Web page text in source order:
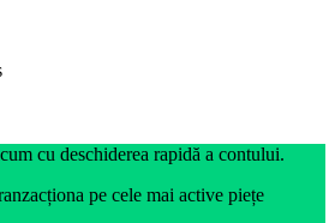
cu deschiderea rapidă a contului.
pe cele mai active piețe